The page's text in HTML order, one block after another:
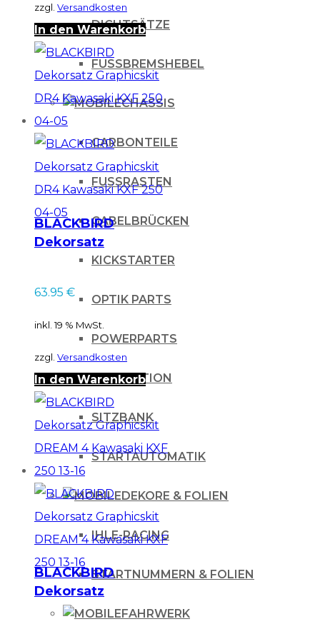
DICHTSÄTZE
FUSSBREMSHEBEL
CHASSIS
CARBONTEILE
FUSSRASTEN
GABELBRÜCKEN
KICKSTARTER
OPTIK PARTS
POWERPARTS
PROTEKTION
SITZBANK
STARTAUTOMATIK
DEKORE & FOLIEN
IHLE-RACING
STARTNUMMERN & FOLIEN
FAHRWERK
zzgl. Versandkosten
In den Warenkorb
BLACKBIRD
Dekorsatz
Graphicskit DR4
04-05
63.95 €
inkl. 19 % MwSt.
zzgl. Versandkosten
In den Warenkorb
BLACKBIRD
Dekorsatz
Graphicskit DREAM